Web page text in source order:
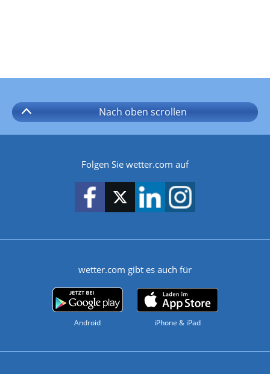
Nach oben scrollen
Folgen Sie wetter.com auf
wetter.com gibt es auch für
Android iPhone & iPad